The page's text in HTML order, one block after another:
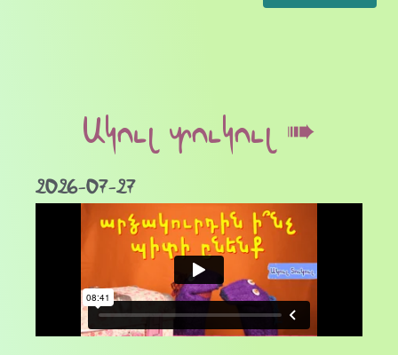
Ակուլ տուկուլ ➠
2026-07-27